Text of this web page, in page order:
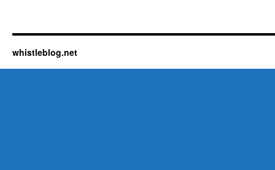
whistleblog.net